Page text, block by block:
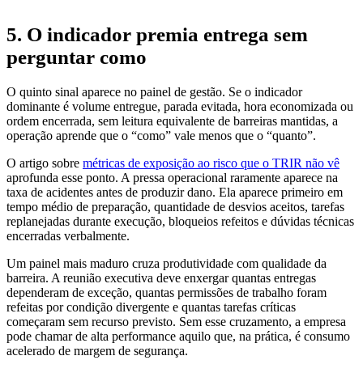
5. O indicador premia entrega sem
perguntar como
O quinto sinal aparece no painel de gestão. Se o indicador
dominante é volume entregue, parada evitada, hora economizada ou
ordem encerrada, sem leitura equivalente de barreiras mantidas, a
operação aprende que o “como” vale menos que o “quanto”.
O artigo sobre métricas de exposição ao risco que o TRIR não vê
aprofunda esse ponto. A pressa operacional raramente aparece na
taxa de acidentes antes de produzir dano. Ela aparece primeiro em
tempo médio de preparação, quantidade de desvios aceitos, tarefas
replanejadas durante execução, bloqueios refeitos e dúvidas técnicas
encerradas verbalmente.
Um painel mais maduro cruza produtividade com qualidade da
barreira. A reunião executiva deve enxergar quantas entregas
dependeram de exceção, quantas permissões de trabalho foram
refeitas por condição divergente e quantas tarefas críticas
começaram sem recurso previsto. Sem esse cruzamento, a empresa
pode chamar de alta performance aquilo que, na prática, é consumo
acelerado de margem de segurança.